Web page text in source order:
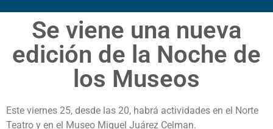
Se viene una nueva
edición de la Noche de
los Museos
Este viernes 25, desde las 20, habrá actividades en el Norte
Teatro y en el Museo Miguel Juárez Celman.